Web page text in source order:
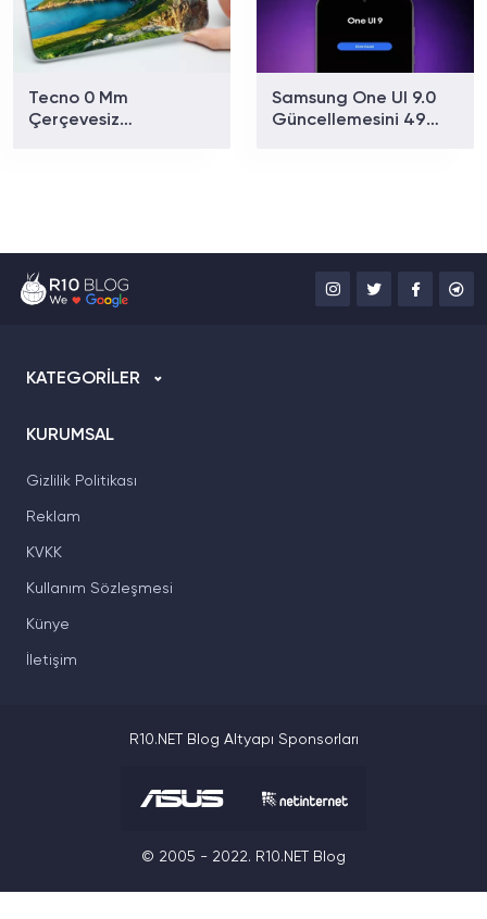
Tecno 0 Mm
Çerçevesiz
Samsung One UI 9.0
Güncellemesini 49
KATEGORİLER
KURUMSAL
Gizlilik Politikası
Reklam
KVKK
Kullanım Sözleşmesi
Künye
İletişim
R10.NET Blog Altyapı Sponsorları
© 2005 - 2022. R10.NET Blog